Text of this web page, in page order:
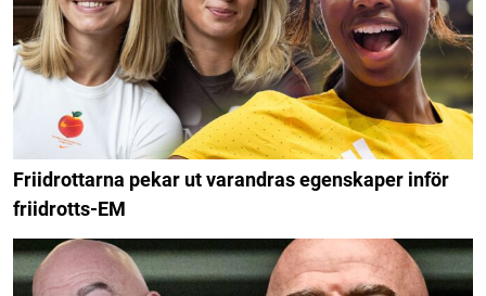
Friidrottarna pekar ut varandras egenskaper inför
friidrotts-EM